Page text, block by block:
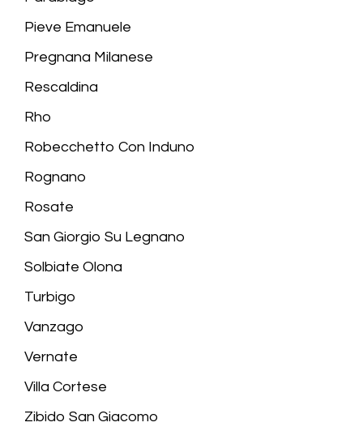
Pieve Emanuele
Pregnana Milanese
Rescaldina
Rho
Robecchetto Con Induno
Rognano
Rosate
San Giorgio Su Legnano
Solbiate Olona
Turbigo
Vanzago
Vernate
Villa Cortese
Zibido San Giacomo